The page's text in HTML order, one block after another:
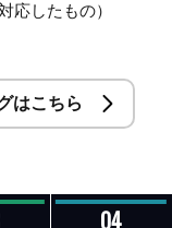
応したもの）
はこちら